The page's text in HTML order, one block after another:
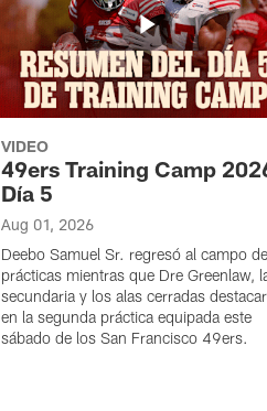
VIDEO
49ers Training Camp
Día 5
Aug 01, 2026
Deebo Samuel Sr. regresó al campo de
prácticas mientras que Dre Greenlaw,
secundaria y los alas cerradas
en la segunda práctica equipada este
sábado de los San Francisco 49ers.